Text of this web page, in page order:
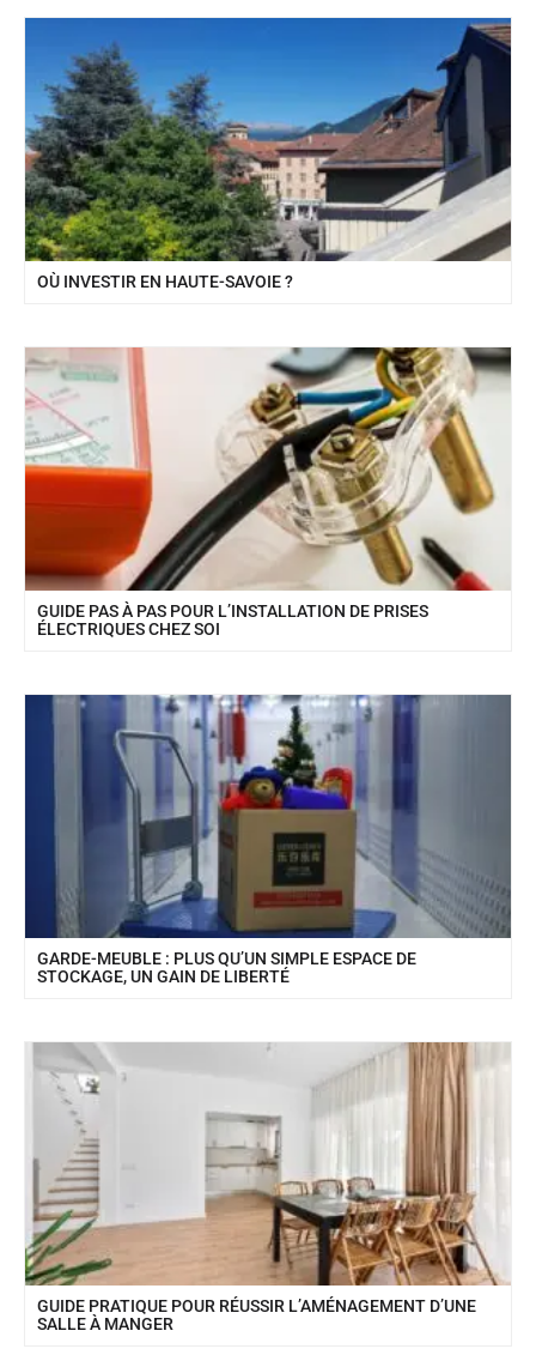
OÙ INVESTIR EN HAUTE-SAVOIE ?
GUIDE PAS À PAS POUR L’INSTALLATION DE PRISES
ÉLECTRIQUES CHEZ SOI
GARDE-MEUBLE : PLUS QU’UN SIMPLE ESPACE DE
STOCKAGE, UN GAIN DE LIBERTÉ
GUIDE PRATIQUE POUR RÉUSSIR L’AMÉNAGEMENT D’UNE
SALLE À MANGER